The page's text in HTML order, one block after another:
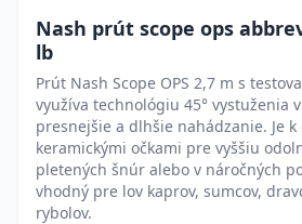
Nash prút scope ops
lb
Prút Nash Scope OPS 2,7 m s
využíva technológiu 45° vystuženia
presnejšie a dlhšie nahádzanie. Je
keramickými očkami pre vyššiu
pletených šnúr alebo v náročných
vhodný pre lov kaprov, sumcov,
rybolov.